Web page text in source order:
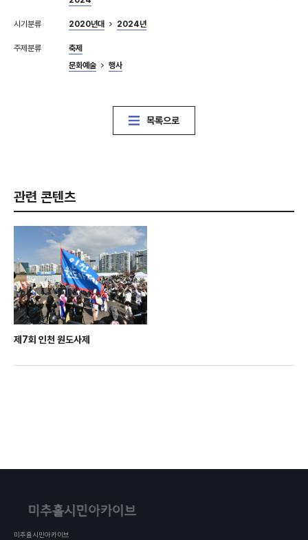
시기분류 2020년대 2024년
주제분류
축제
문화예술
행사
목록으로
관련 콘텐츠
제7회 인천 원도사제
미추홀시민아카이브